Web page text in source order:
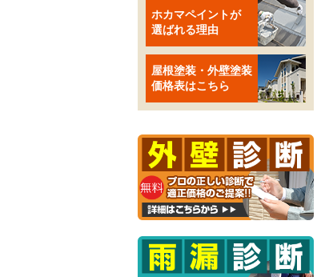
ホカマペイントが
選ばれる理由
屋根塗装・外壁塗装
価格表はこちら